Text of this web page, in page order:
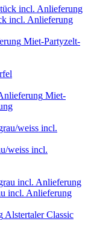
incl. Anlieferung
Miet-Partyzelt-
Miet-
weiss incl.
incl. Anlieferung
Alstertaler Classic